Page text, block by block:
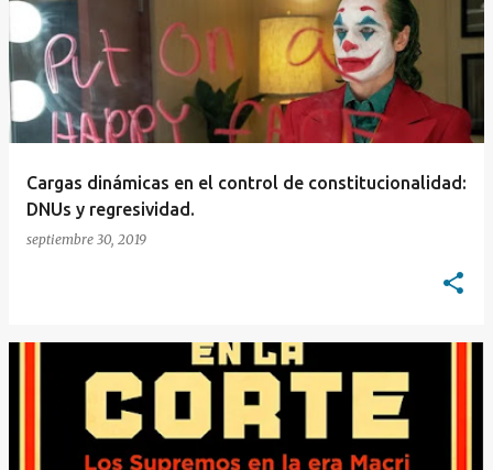
Cargas dinámicas en el control de constitucionalidad:
DNUs y regresividad.
septiembre 30, 2019